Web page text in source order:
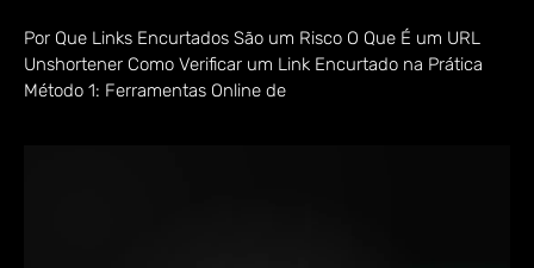
Por Que Links Encurtados São um Risco O Que É um URL
Unshortener Como Verificar um Link Encurtado na Prática
Método 1: Ferramentas Online de